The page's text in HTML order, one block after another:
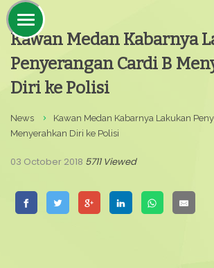
Kawan Medan Kabarnya
Penyerangan Cardi B
Diri ke Polisi
News
Kawan Medan Kabarnya Lakukan
Menyerahkan Diri ke Polisi
03 October 2018 5711 Viewed